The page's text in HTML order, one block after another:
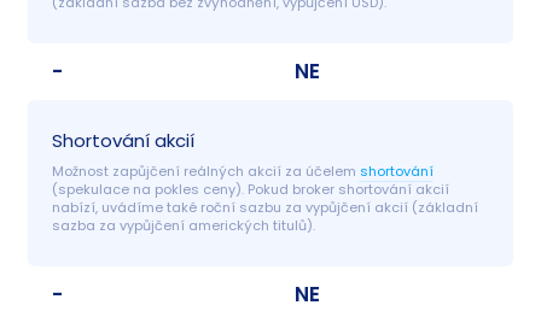
- NE
Shortování akcií
Možnost zapůjčení reálných akcií za účelem shortování
(spekulace na pokles ceny). Pokud broker shortování akcií
nabízí, uvádíme také roční sazbu za vypůjčení akcií (základní
sazba za vypůjčení amerických titulů).
- NE